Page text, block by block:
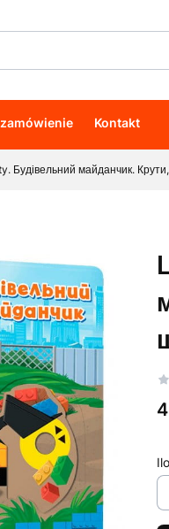
Kontakt
Будівельний майданчик.